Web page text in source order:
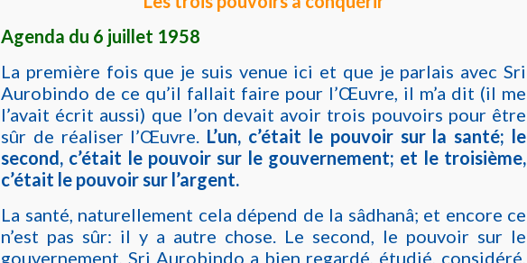
Agenda du 6 juillet 1958
La première fois que je suis venue ici et que je parlais avec Sri
Aurobindo de ce qu’il fallait faire pour l’Œuvre, il m’a dit (il me
l’avait écrit aussi) que l’on devait avoir trois pouvoirs pour être
sûr de réaliser l’Œuvre. L’un, c’était le pouvoir sur la santé; le
second, c’était le pouvoir sur le gouvernement; et le troisième,
c’était le pouvoir sur l’argent.
La santé, naturellement cela dépend de la sâdhanâ; et encore ce
n’est pas sûr: il y a autre chose. Le second, le pouvoir sur le
gouvernement, Sri Aurobindo a bien regardé, étudié, considéré,